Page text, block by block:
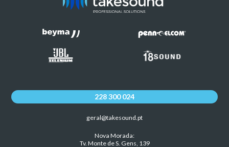
228 300 024
geral@takesound.pt
Nova Morada:
Tv. Monte de S. Gens, 139